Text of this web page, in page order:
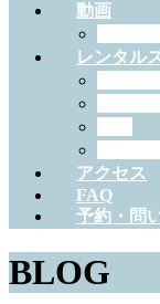
動画
レンタル
アクセス
FAQ
予約・問
BLOG